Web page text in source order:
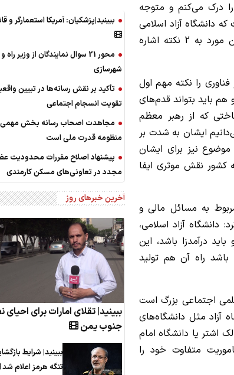
را درک می‌کنم و متوجه
دانشگاه آزاد اسلامی
باید بتواند بسیار قوی‌تر در حوزه فناوری عمل کند. در این مورد به 2 نکته اشاره
را نکته مهم اول
هم باید بتواند قدم‌های
که از رهبر معظم
ایشان به شدت بر
نیز برای ایشان
کشور نقش موثری ایفا
به مسائل مالی و
دانشگاه آزاد اسلامی،
درآمدزا باشد، این
راه آن هم تولید
علمی اجتماعی بزرگ است
آزاد مثل دانشگاه‌های
اشتر یا دانشگاه امام
متفاوت خود را
ببینید|پزشکیان: آمریکا استعمارگر و
محور 21 سوال نمایندگان از وزیر راه و
شهرسازی
تأکید بر نقش رسانه‌ها در تبیین
تقویت انسجام اجتماعی
مجاهدت اصحاب رسانه بخش مهمی
منظومه قدرت ملی است
پیشنهاد اصلاح مقررات محدودیت
مجدد در تعاونی‌های مسکن کارمندی
آخرین خبرهای روز
ببینید| تقلای امارات برای احیای
جنوب یمن
ببینید| شرایط
تنگه هرمز اعلام شد